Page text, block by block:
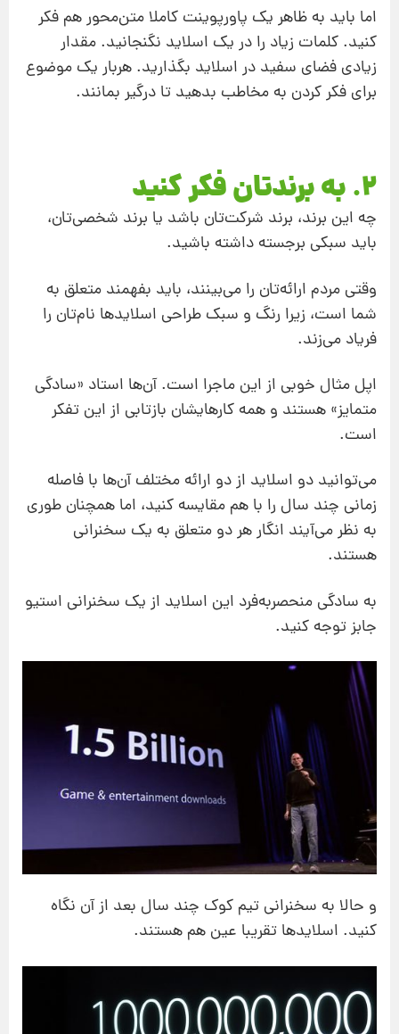
اما باید به ظاهر یک پاورپوینت کاملا متن‌محور هم فکر
کنید. کلمات زیاد را در یک اسلاید نگنجانید. مقدار
زیادی فضای سفید در اسلاید بگذارید. هربار یک موضوع
برای فکر کردن به مخاطب بدهید تا درگیر بمانند.
2. به برندتان فکر کنید
چه این برند، برند شرکت‌‌تان باشد یا برند شخصی‌تان،
باید سبکی برجسته داشته باشید.
وقتی مردم ارائه‌تان را می‌بینند، باید بفهمند متعلق به
شما است، زیرا رنگ و سبک طراحی اسلایدها نام‌تان را
فریاد می‌زند.
اپل مثال خوبی از این ماجرا است. آن‌‌ها استاد «سادگی
متمایز» هستند و همه کارهایشان بازتابی از این تفکر
است.
می‌توانید دو اسلاید از دو ارائه مختلف آن‌ها با فاصله
زمانی چند سال را با هم مقایسه کنید، اما همچنان طوری
به نظر می‌آیند انگار هر دو متعلق به یک سخنرانی
هستند.
به سادگی منحصربه‌فرد این اسلاید از یک سخنرانی استیو
جابز توجه کنید.
و حالا به سخنرانی تیم کوک چند سال بعد از آن نگاه
کنید. اسلایدها تقریبا عین هم هستند.